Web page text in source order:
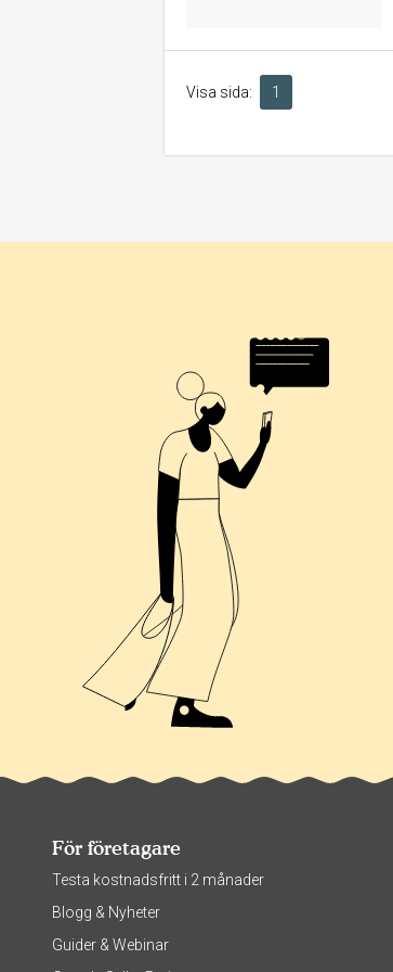
Visa sida: 1
För företagare
Testa kostnadsfritt i 2 månader
Blogg & Nyheter
Guider & Webinar